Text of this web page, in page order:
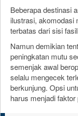
Beberapa destinasi
ilustrasi, akomodasi
terbatas dari sisi
Namun demikian
peningkatan mutu
semenjak awal
selalu mengecek
berkunjung. Opsi
harus menjadi